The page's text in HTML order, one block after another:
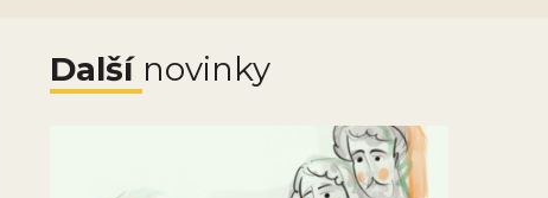
Další novinky